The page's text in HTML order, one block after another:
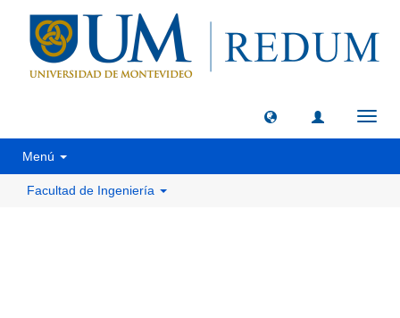
Menú
Facultad de Ingeniería